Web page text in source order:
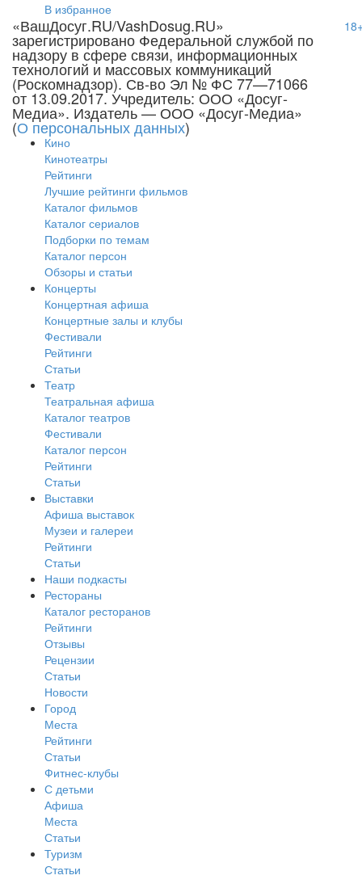
В избранное
«ВашДосуг.RU/VashDosug.RU»
зарегистрировано Федеральной службой по
надзору в сфере связи, информационных
технологий и массовых коммуникаций
(Роскомнадзор). Св-во Эл № ФС 77—71066
от 13.09.2017. Учредитель: ООО «Досуг-
Медиа». Издатель — ООО «Досуг-Медиа»
(О персональных данных)
Кино
Кинотеатры
Рейтинги
Лучшие рейтинги фильмов
Каталог фильмов
Каталог сериалов
Подборки по темам
Каталог персон
Обзоры и статьи
Концерты
Концертная афиша
Концертные залы и клубы
Фестивали
Рейтинги
Статьи
Театр
Театральная афиша
Каталог театров
Фестивали
Каталог персон
Рейтинги
Статьи
Выставки
Афиша выставок
Музеи и галереи
Рейтинги
Статьи
Наши подкасты
Рестораны
Каталог ресторанов
Рейтинги
Отзывы
Рецензии
Статьи
Новости
Город
Места
Рейтинги
Статьи
Фитнес-клубы
С детьми
Афиша
Места
Статьи
Туризм
Статьи